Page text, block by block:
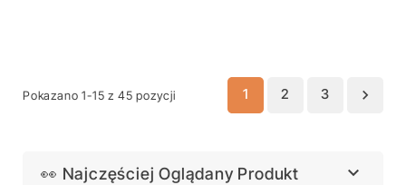
Pokazano 1-15 z 45 pozycji 1 2 3 
👀 Najczęściej Oglądany Produkt 